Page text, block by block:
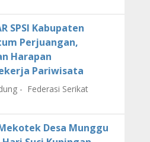
SPSI Kabupaten
Perjuangan,
Harapan
Pariwisata
- Federasi Serikat
Desa Munggu